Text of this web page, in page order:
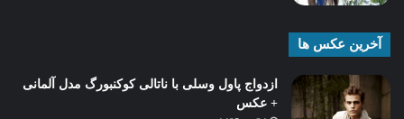
آخرین عکس ها
ازدواج پاول وسلی با ناتالی کوکنبورگ مدل آلمانی
+ عکس